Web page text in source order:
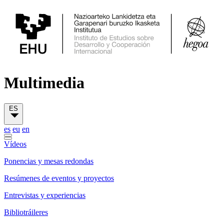
Multimedia
ES
es eu en
Vídeos
Ponencias y mesas redondas
Resúmenes de eventos y proyectos
Entrevistas y experiencias
Bibliotráileres